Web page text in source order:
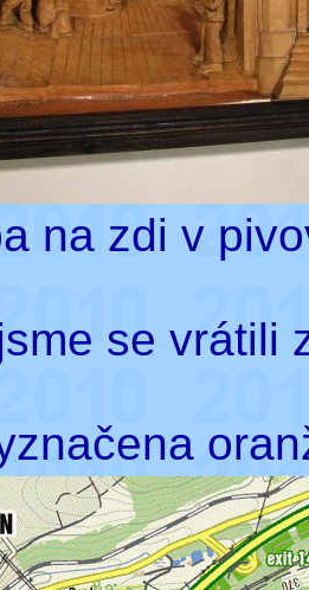
na zdi v
se vrátili